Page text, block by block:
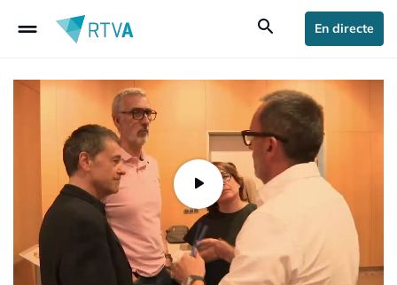
drag_handle search En directe